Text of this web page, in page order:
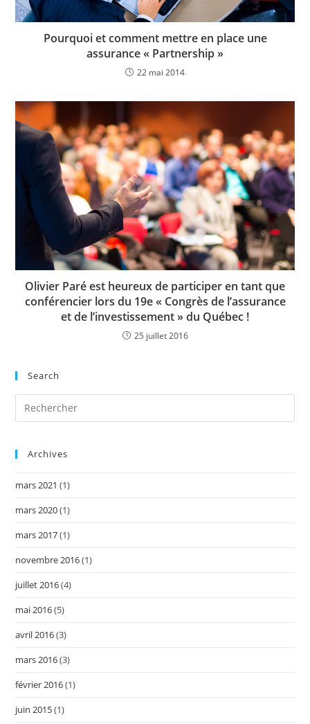
Pourquoi et comment mettre en place une
assurance « Partnership »
22 mai 2014
Olivier Paré est heureux de participer en tant que
conférencier lors du 19e « Congrès de l’assurance
et de l’investissement » du Québec !
25 juillet 2016
Search
Archives
mars 2021 (1)
mars 2020(1)
mars 2017(1)
novembre 2016(1)
juillet 2016(4)
mai 2016(5)
avril 2016(3)
mars 2016(3)
février 2016(1)
juin 2015(1)